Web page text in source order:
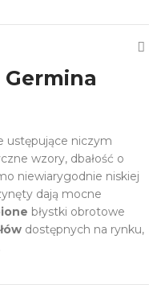
ustępujące niczym
wzory, dbałość o
niewiarygodnie niskiej
dają mocne
błystki obrotowe
dostępnych na rynku,